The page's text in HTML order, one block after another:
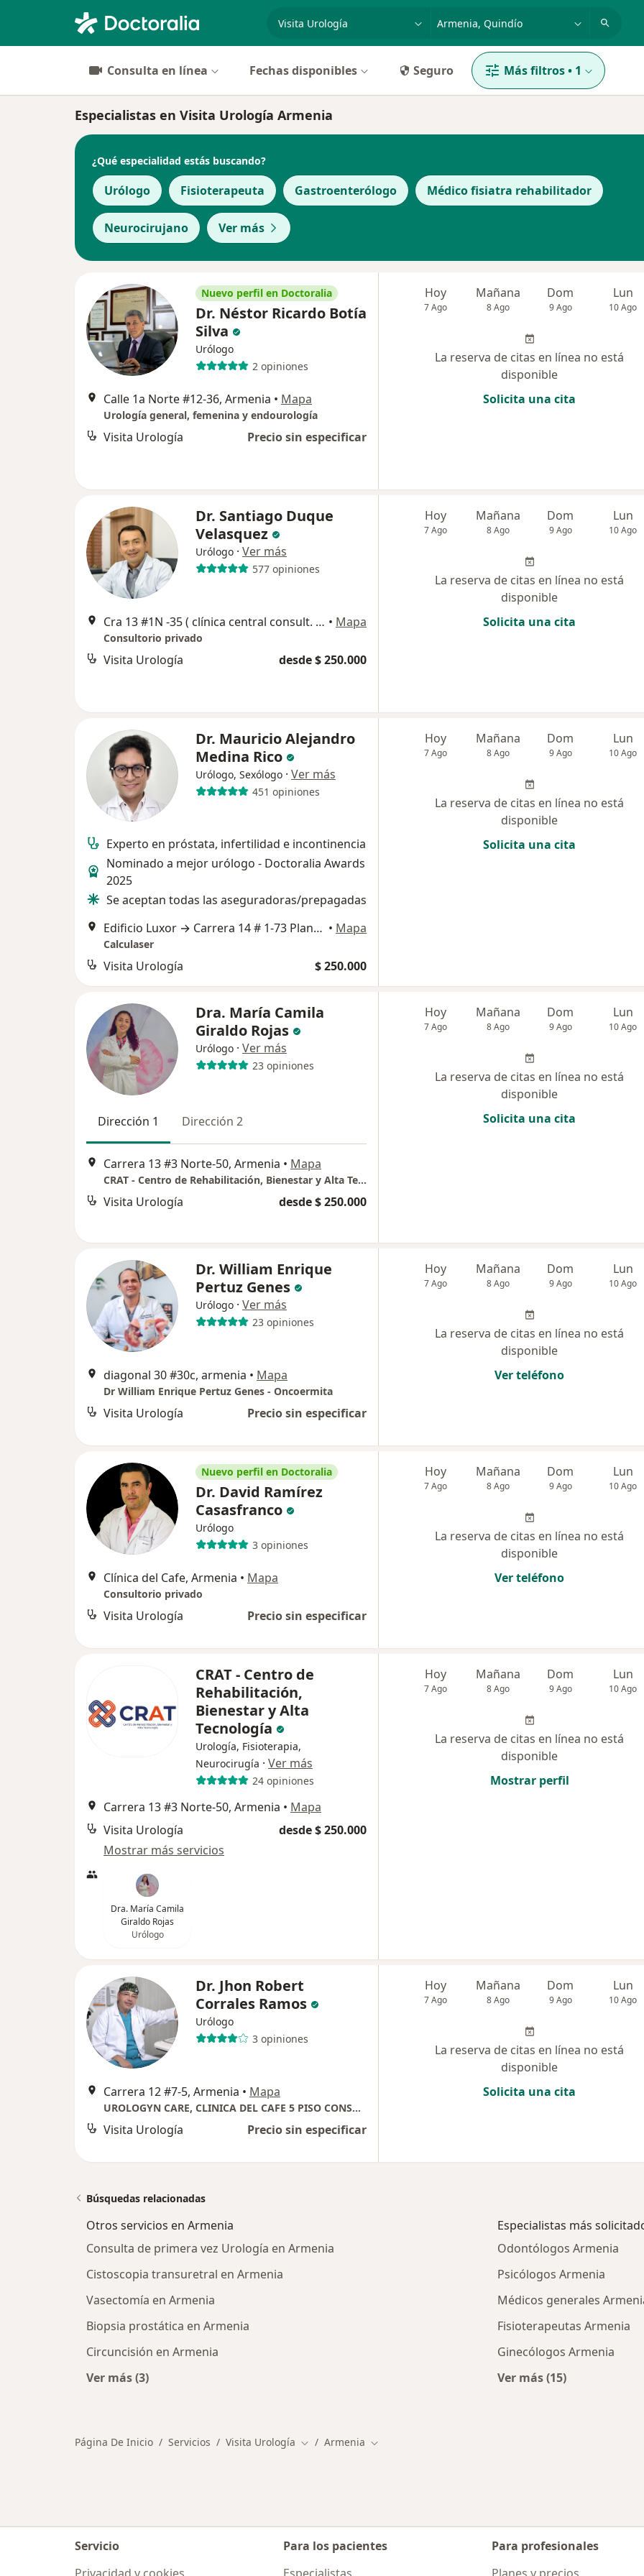
especialidad, enfermedad o nombre
Consulta en línea Fechas disponibles Seguro Más filtros• 1
Especialistas en Visita Urología Armenia
¿Qué especialidad estás buscando?
Urólogo Fisioterapeuta Gastroenterólogo Médico fisiatra rehabilitador
Neurocirujano Ver más
Nuevo perfil en Doctoralia
Dr. Néstor Ricardo Botía
Silva
Urólogo
2 opiniones
Calle 1a Norte #12-36, Armenia • Mapa
Urología general, femenina y endourología
Visita Urología Precio sin especificar
Hoy
7 Ago
Mañana
8 Ago
Dom
9 Ago
Lun
10 Ago
La reserva de citas en línea no está
disponible
Solicita una cita
Dr. Santiago Duque
Velasquez
Urólogo · Ver más
577 opiniones
Cra 13 #1N -35 ( clínica central consult. 313 ), Armenia • Mapa
Consultorio privado
Visita Urología desde $ 250.000
Hoy
7 Ago
Mañana
8 Ago
Dom
9 Ago
Lun
10 Ago
La reserva de citas en línea no está
disponible
Solicita una cita
Dr. Mauricio Alejandro
Medina Rico
Urólogo, Sexólogo · Ver más
451 opiniones
Experto en próstata, infertilidad e incontinencia
Nominado a mejor urólogo - Doctoralia Awards
2025
Se aceptan todas las aseguradoras/prepagadas
Edificio Luxor → Carrera 14 # 1-73 Planta Libre, Piso 1, Local 02, Armenia • Mapa
Calculaser
Visita Urología $ 250.000
Hoy
7 Ago
Mañana
8 Ago
Dom
9 Ago
Lun
10 Ago
La reserva de citas en línea no está
disponible
Solicita una cita
Dra. María Camila
Giraldo Rojas
Urólogo · Ver más
23 opiniones
Dirección 1 Dirección 2
Carrera 13 #3 Norte-50, Armenia • Mapa
CRAT - Centro de Rehabilitación, Bienestar y Alta Tecnología
Visita Urología desde $ 250.000
Hoy
7 Ago
Mañana
8 Ago
Dom
9 Ago
Lun
10 Ago
La reserva de citas en línea no está
disponible
Solicita una cita
Dr. William Enrique
Pertuz Genes
Urólogo · Ver más
23 opiniones
diagonal 30 #30c, armenia • Mapa
Dr William Enrique Pertuz Genes - Oncoermita
Visita Urología Precio sin especificar
Hoy
7 Ago
Mañana
8 Ago
Dom
9 Ago
Lun
10 Ago
La reserva de citas en línea no está
disponible
Ver teléfono
Nuevo perfil en Doctoralia
Dr. David Ramírez
Casasfranco
Urólogo
3 opiniones
Clínica del Cafe, Armenia • Mapa
Consultorio privado
Visita Urología Precio sin especificar
Hoy
7 Ago
Mañana
8 Ago
Dom
9 Ago
Lun
10 Ago
La reserva de citas en línea no está
disponible
Ver teléfono
CRAT - Centro de
Rehabilitación,
Bienestar y Alta
Tecnología
Urología, Fisioterapia,
Neurocirugía · Ver más
24 opiniones
Carrera 13 #3 Norte-50, Armenia • Mapa
Visita Urología
desde $ 250.000
Mostrar más servicios
Dra. María Camila
Giraldo Rojas
Urólogo
Hoy
7 Ago
Mañana
8 Ago
Dom
9 Ago
Lun
10 Ago
La reserva de citas en línea no está
disponible
Mostrar perfil
Dr. Jhon Robert
Corrales Ramos
Urólogo
3 opiniones
Carrera 12 #7-5, Armenia • Mapa
UROLOGYN CARE, CLINICA DEL CAFE 5 PISO CONSULTORIO 517 Y 518
Visita Urología Precio sin especificar
Hoy
7 Ago
Mañana
8 Ago
Dom
9 Ago
Lun
10 Ago
La reserva de citas en línea no está
disponible
Solicita una cita
Búsquedas relacionadas
Otros servicios en Armenia
Consulta de primera vez Urología en Armenia
Cistoscopia transuretral en Armenia
Vasectomía en Armenia
Biopsia prostática en Armenia
Circuncisión en Armenia
Ver más (3)
Especialistas más
Odontólogos Armenia
Psicólogos Armenia
Médicos generales
Fisioterapeutas Armenia
Ginecólogos Armenia
Ver más (15)
Página De Inicio Servicios Visita Urología Cambiar de ciudad
Armenia Cambiar de ciudad
Servicio
Para los pacientes
Para profesionales